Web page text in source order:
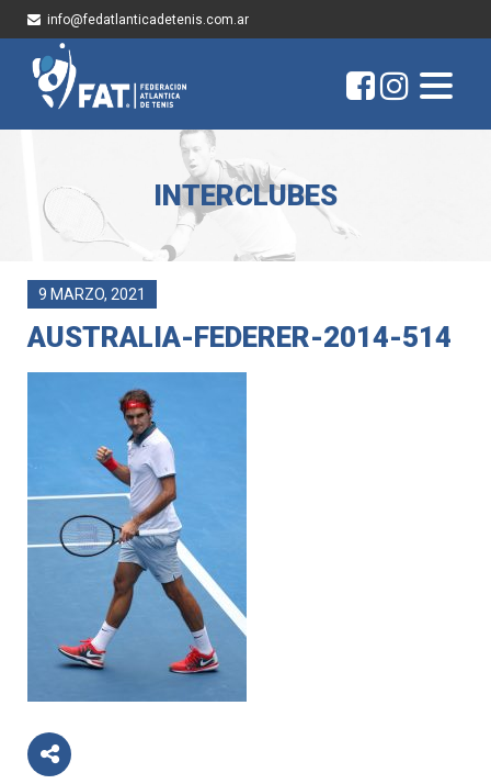
info@fedatlanticadetenis.com.ar
INTERCLUBES
9 MARZO, 2021
AUSTRALIA-FEDERER-2014-514